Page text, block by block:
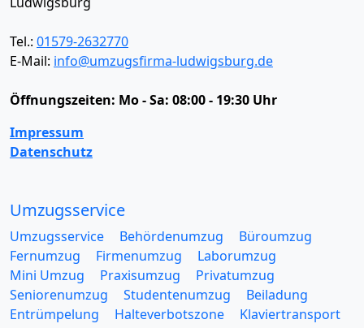
Tel.: 01579-2632770
E-Mail: info@umzugsfirma-ludwigsburg.de
Öffnungszeiten: Mo - Sa: 08:00 - 19:30 Uhr
Impressum
Datenschutz
Umzugsservice
Umzugsservice Behördenumzug
Büroumzug
Fernumzug
Firmenumzug
Laborumzug
Mini Umzug
Praxisumzug
Privatumzug
Seniorenumzug
Studentenumzug
Beiladung
Entrümpelung
Halteverbotszone
Klaviertransport